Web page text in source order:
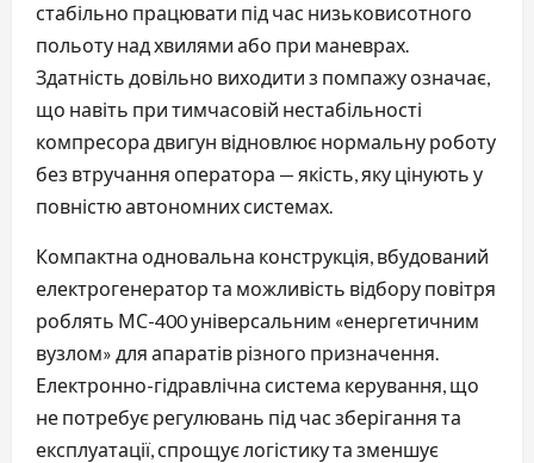
стабільно працювати під час низьковисотного
польоту над хвилями або при маневрах.
Здатність довільно виходити з помпажу означає,
що навіть при тимчасовій нестабільності
компресора двигун відновлює нормальну роботу
без втручання оператора — якість, яку цінують у
повністю автономних системах.
Компактна одновальна конструкція, вбудований
електрогенератор та можливість відбору повітря
роблять МС-400 універсальним «енергетичним
вузлом» для апаратів різного призначення.
Електронно-гідравлічна система керування, що
не потребує регулювань під час зберігання та
експлуатації, спрощує логістику та зменшує